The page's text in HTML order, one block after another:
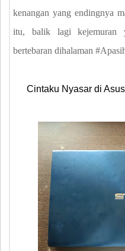
kenangan yang endingnya
itu, balik lagi kejemuran
bertebaran dihalaman
Cintaku Nyasar di